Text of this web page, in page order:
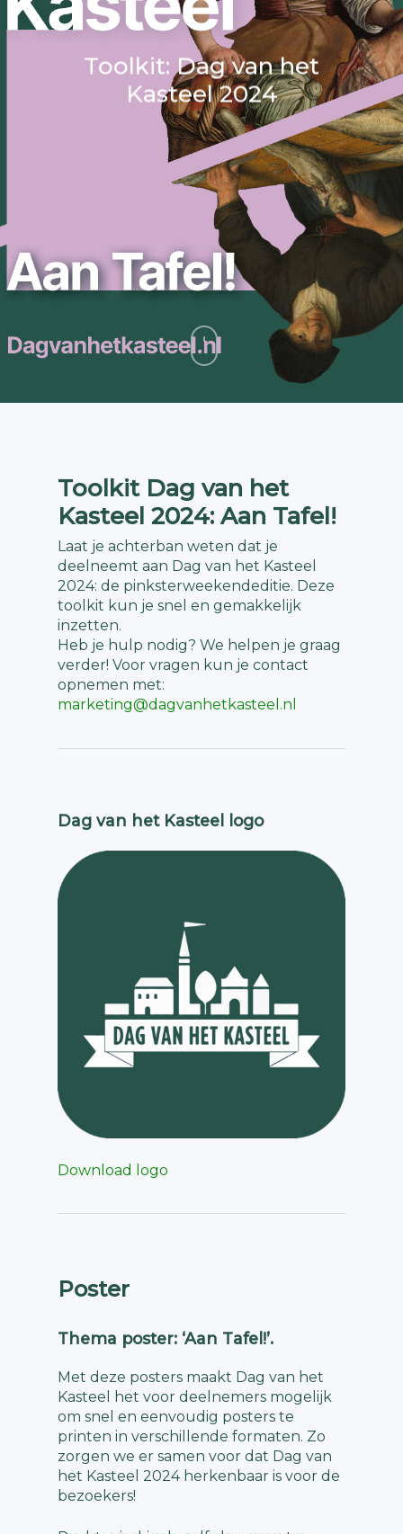
Toolkit: Dag van het
Kasteel 2024
Toolkit Dag van het
Kasteel 2024: Aan Tafel!
Laat je achterban weten dat je
deelneemt aan Dag van het Kasteel
2024: de pinksterweekendeditie. Deze
toolkit kun je snel en gemakkelijk
inzetten.
Heb je hulp nodig? We helpen je graag
verder! Voor vragen kun je contact
opnemen met:
marketing@dagvanhetkasteel.nl
Dag van het Kasteel logo
Download logo
Poster
Thema poster: ‘Aan Tafel!’.
Met deze posters maakt Dag van het
Kasteel het voor deelnemers mogelijk
om snel en eenvoudig posters te
printen in verschillende formaten. Zo
zorgen we er samen voor dat Dag van
het Kasteel 2024 herkenbaar is voor de
bezoekers!